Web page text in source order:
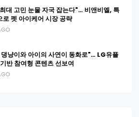
대 고민 눈물 자국 잡는다"… 비앤비엘, 특
로 펫 아이케어 시장 공략
냥이와 아이의 사연이 동화로"… LG유플
반 참여형 콘텐츠 선보여